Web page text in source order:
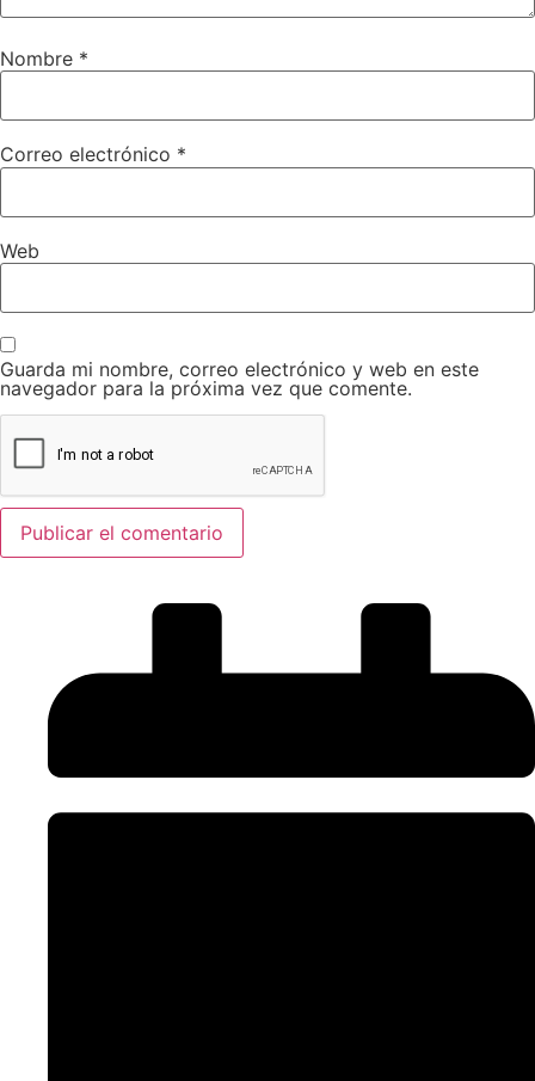
Nombre *
Correo electrónico *
Web
Guarda mi nombre, correo electrónico y web en este
navegador para la próxima vez que comente.